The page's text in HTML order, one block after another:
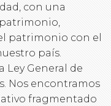
con una
patrimonio con el
país.
General de
Nos encontramos
fragmentado